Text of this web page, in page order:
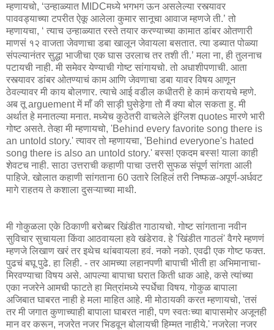
म्हणायचो, ‘उन्हाळ्यात MIDCमध्ये भगभग ऊन असलेल्या रस्त्यावर
पाववड्याच्या टपरीत ऐकू आलेला कुमार सानूचा आवाज म्हणजे ती.’ तो
म्हणायचा, ‘ त्याच उन्हाळ्यात रस्ते तयार करण्याच्या कामात डांबर ओतणारी
माणसं १२ वाजता जेवणाचा डबा खालून जेवायला बसतात. त्या डब्यात पोळ्या
संपल्यानंतर सुद्धा भाजीचा एक घास उरलाच तर तशी ती.’ मला ना, ही तुलनाच
पटायची नाही. मी समेवर येण्याची गोष्ट सांगायचो. तो अधाशीपणाची. आता
रस्त्यावर डांबर ओतण्याचं काम आणि जेवणाचा डबा यावर विषय आणून
ठेवल्यावर मी काय बोलणार. त्याचे आई वडील कधीतरी हे कामं करायचे म्हणे.
अब तू arguement में माँ की साड़ी घुसेड़ेगा तो मैं क्या बोल सकता हु. मी
अर्थात हे मनातल्या मनात. मध्येच कुठेतरी वाचलेले इंग्लिश quotes मारणे भारी
गोष्ट असते. तेव्हा मी म्हणायचो, 'Behind every favorite song there is
an untold story.' त्यावर तो म्हणायचा, 'Behind everyone's hated
song there is also an untold story.' बस्स! एकदम बस्स! याला काही
शेवटच नाही. साठा उत्तराची कहाणी पाचा उत्तरी सुफळ संपूर्ण सांगता आली
पाहिजे. खोलात कहाणी सांगताना 60 उतारे लिहिलं तरी निष्फळ-अपूर्ण-अर्धवट
मागे राहतय ते कशाला दुसऱ्याच्या माथी.
मी गोकुळला एके ठिकाणी बरोब्बर खिंडीत गाठायचो. गोष्ट सांगताना नवीन
सुविचार सुचायला किंवा आठवायला हवे खंडेराव. हे 'खिंडीत गाठलं' वैगरे म्हणणं
म्हणजे लिखाण खरं तर इथेच थांबवायला हवं. नको नको. एवढी एक गोष्ट फक्त.
पुढचं बघू पुढे. हा लिही. - तर आमच्या लहानपणी बापाची भीती हा अभिमानाचा-
मिरवण्याचा विषय असे. आपल्या बापाचा घरात किती धाक आहे, कसे त्यांच्या
एका नजरेने आमची फाटते हा मित्रांमध्ये स्पर्धेचा विषय. गोकुळ बापाला
अजिबात घाबरत नाही हे मला माहित आहे. मी मोठायकी करत म्हणायचो, 'तसं
तर मी जगात कुणाच्याही बापाला घाबरत नाही, पण स्वतःच्या बापासमोर अजूनही
मान वर करून, नजरेत नजर भिडवून बोलायची हिम्मत नाहीये.' नजरेला नजर